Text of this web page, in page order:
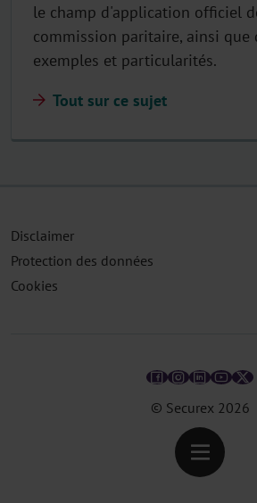
le champ d'application officiel
commission paritaire, ainsi que
exemples et particularités.
Tout sur ce sujet
© Securex 2026
Disclaimer
Protection des données
Cookies